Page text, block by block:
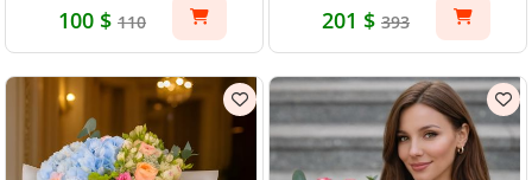
100 $ 110 201 $ 393